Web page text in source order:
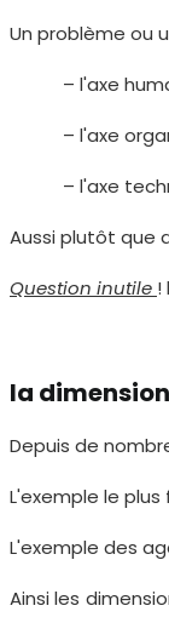
Un problème ou
– l'axe
– l'axe
– l'axe
Aussi plutôt que
Question inutile !
la
Depuis de
L'exemple le
L'exemple des
Ainsi les